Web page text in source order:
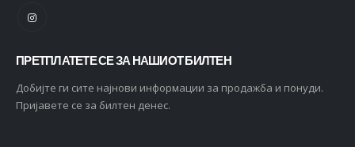
ПРЕТПЛАТЕТЕ СЕ ЗА НАШИОТ БИЛТЕН
Добијте ги сите најнови информации за продажба и понуди.
Пријавете се за билтен денес.